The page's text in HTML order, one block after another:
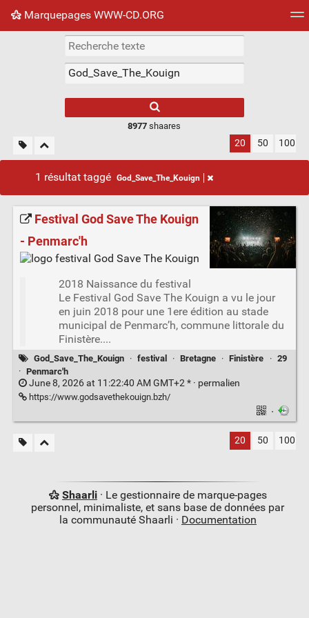
Marquepages WWW-CD.ORG
Nuage de tags Mur d'images
8977 shaares
20 50 100
1 résultat taggé God_Save_The_Kouign
Festival God Save The Kouign
- Penmarc'h
2018 Naissance du festival
Le Festival God Save The Kouign a vu le jour
en juin 2018 pour une 1ere édition au stade
municipal de Penmarc’h, commune littorale du
Finistère....
God_Save_The_Kouign · festival · Bretagne · Finistère · 29
· Penmarc'h
June 8, 2026 at 11:22:40 AM GMT+2 * · permalien
https://www.godsavethekouign.bzh/
·
20 50 100
Shaarli· Le gestionnaire de marque-pages
personnel, minimaliste, et sans base de données par
la communauté Shaarli · Documentation